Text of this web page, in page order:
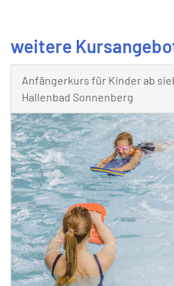
weitere
Anfängerkurs für Kinder ab
Hallenbad Sonnenberg